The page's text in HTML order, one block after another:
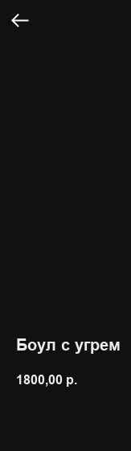
Боул с угрем
1800,00 р.